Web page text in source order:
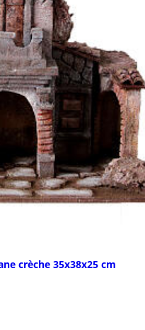
crèche 35x38x25 cm